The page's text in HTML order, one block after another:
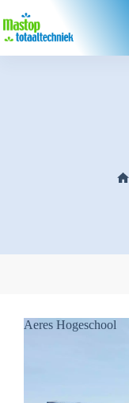
naar
de
Aeres Hogeschool